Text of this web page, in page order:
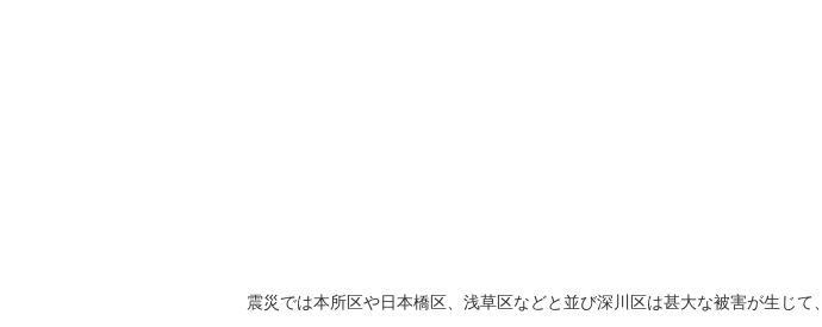
震災では本所区や日本橋区、浅草区などと並び深川区は甚大な被害が生じて、